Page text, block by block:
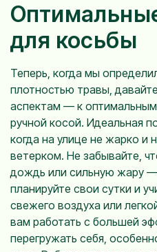
для косьбы
Теперь, когда мы
плотностью травы,
аспектам — к
ручной косой. Идеальная
когда на улице не жарко и
ветерком. Не забывайте,
дождь или сильную жару
планируйте свои сутки и
свежего воздуха или
вам работать с большей
перегружать себя,